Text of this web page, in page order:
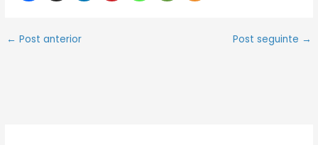
← Post anterior Post seguinte →